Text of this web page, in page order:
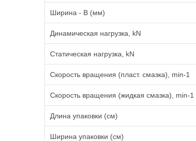
Ширина - B (мм)
Динамическая нагрузка, kN
Статическая нагрузка, kN
Скорость вращения (пласт. смазка), min-1
Скорость вращения (жидкая смазка), min-1
Длина упаковки (см)
Ширина упаковки (см)